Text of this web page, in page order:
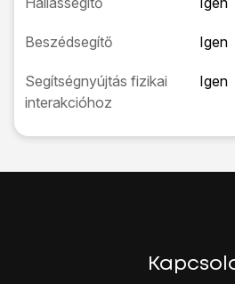
Beszédsegítő Igen
Segítségnyújtás fizikai
interakcióhoz
Igen